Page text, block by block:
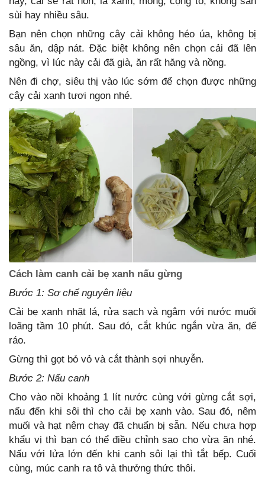
sùi hay nhiều sâu.
Bạn nên chọn những cây cải không héo úa, không bị
sâu ăn, dập nát. Đặc biệt không nên chọn cải đã lên
ngồng, vì lúc này cải đã già, ăn rất hăng và nồng.
Nên đi chợ, siêu thị vào lúc sớm để chọn được những
cây cải xanh tươi ngon nhé.
Cách làm canh cải bẹ xanh nấu gừng
Bước 1: Sơ chế nguyên liệu
Cải bẹ xanh nhặt lá, rửa sạch và ngâm với nước muối
loãng tầm 10 phút. Sau đó, cắt khúc ngắn vừa ăn, để
ráo.
Gừng thì gọt bỏ vỏ và cắt thành sợi nhuyễn.
Bước 2: Nấu canh
Cho vào nồi khoảng 1 lít nước cùng với gừng cắt sợi,
nấu đến khi sôi thì cho cải bẹ xanh vào. Sau đó, nêm
muối và hạt nêm chay đã chuẩn bị sẵn. Nếu chưa hợp
khẩu vị thì bạn có thể điều chỉnh sao cho vừa ăn nhé.
Nấu với lửa lớn đến khi canh sôi lại thì tắt bếp. Cuối
cùng, múc canh ra tô và thưởng thức thôi.